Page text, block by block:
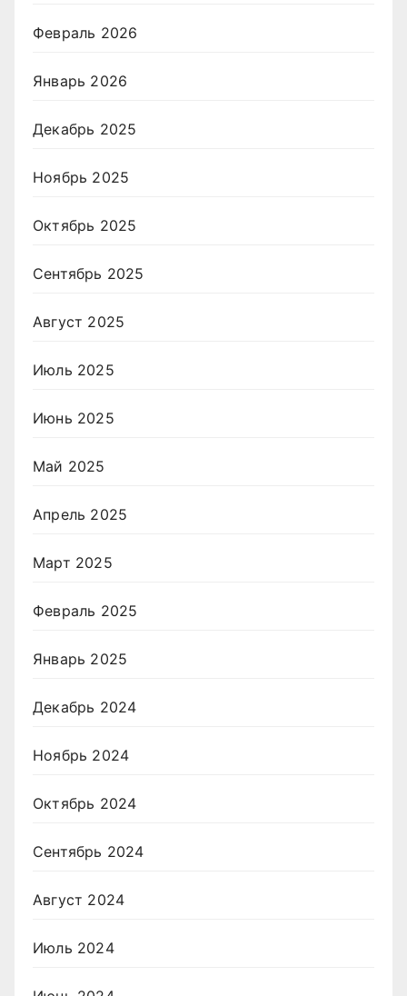
Февраль 2026
Январь 2026
Декабрь 2025
Ноябрь 2025
Октябрь 2025
Сентябрь 2025
Август 2025
Июль 2025
Июнь 2025
Май 2025
Апрель 2025
Март 2025
Февраль 2025
Январь 2025
Декабрь 2024
Ноябрь 2024
Октябрь 2024
Сентябрь 2024
Август 2024
Июль 2024